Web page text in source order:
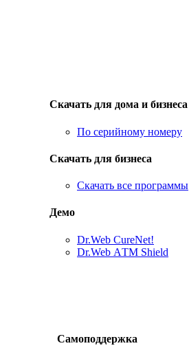
Скачать для дома и бизнеса
По серийному номеру
Скачать для бизнеса
Скачать все программы
Демо
Dr.Web CureNet!
Dr.Web АTM Shield
Самоподдержка